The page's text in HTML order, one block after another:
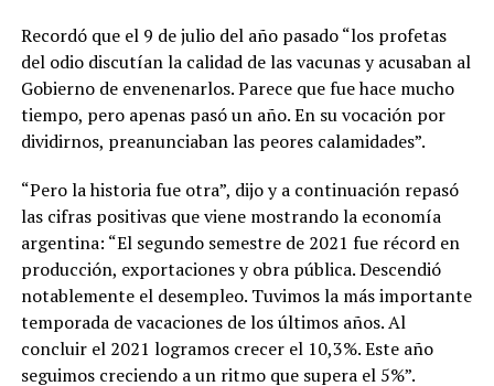
Recordó que el 9 de julio del año pasado “los profetas
del odio discutían la calidad de las vacunas y acusaban al
Gobierno de envenenarlos. Parece que fue hace mucho
tiempo, pero apenas pasó un año. En su vocación por
dividirnos, preanunciaban las peores calamidades”.
“Pero la historia fue otra”, dijo y a continuación repasó
las cifras positivas que viene mostrando la economía
argentina: “El segundo semestre de 2021 fue récord en
producción, exportaciones y obra pública. Descendió
notablemente el desempleo. Tuvimos la más importante
temporada de vacaciones de los últimos años. Al
concluir el 2021 logramos crecer el 10,3%. Este año
seguimos creciendo a un ritmo que supera el 5%”.